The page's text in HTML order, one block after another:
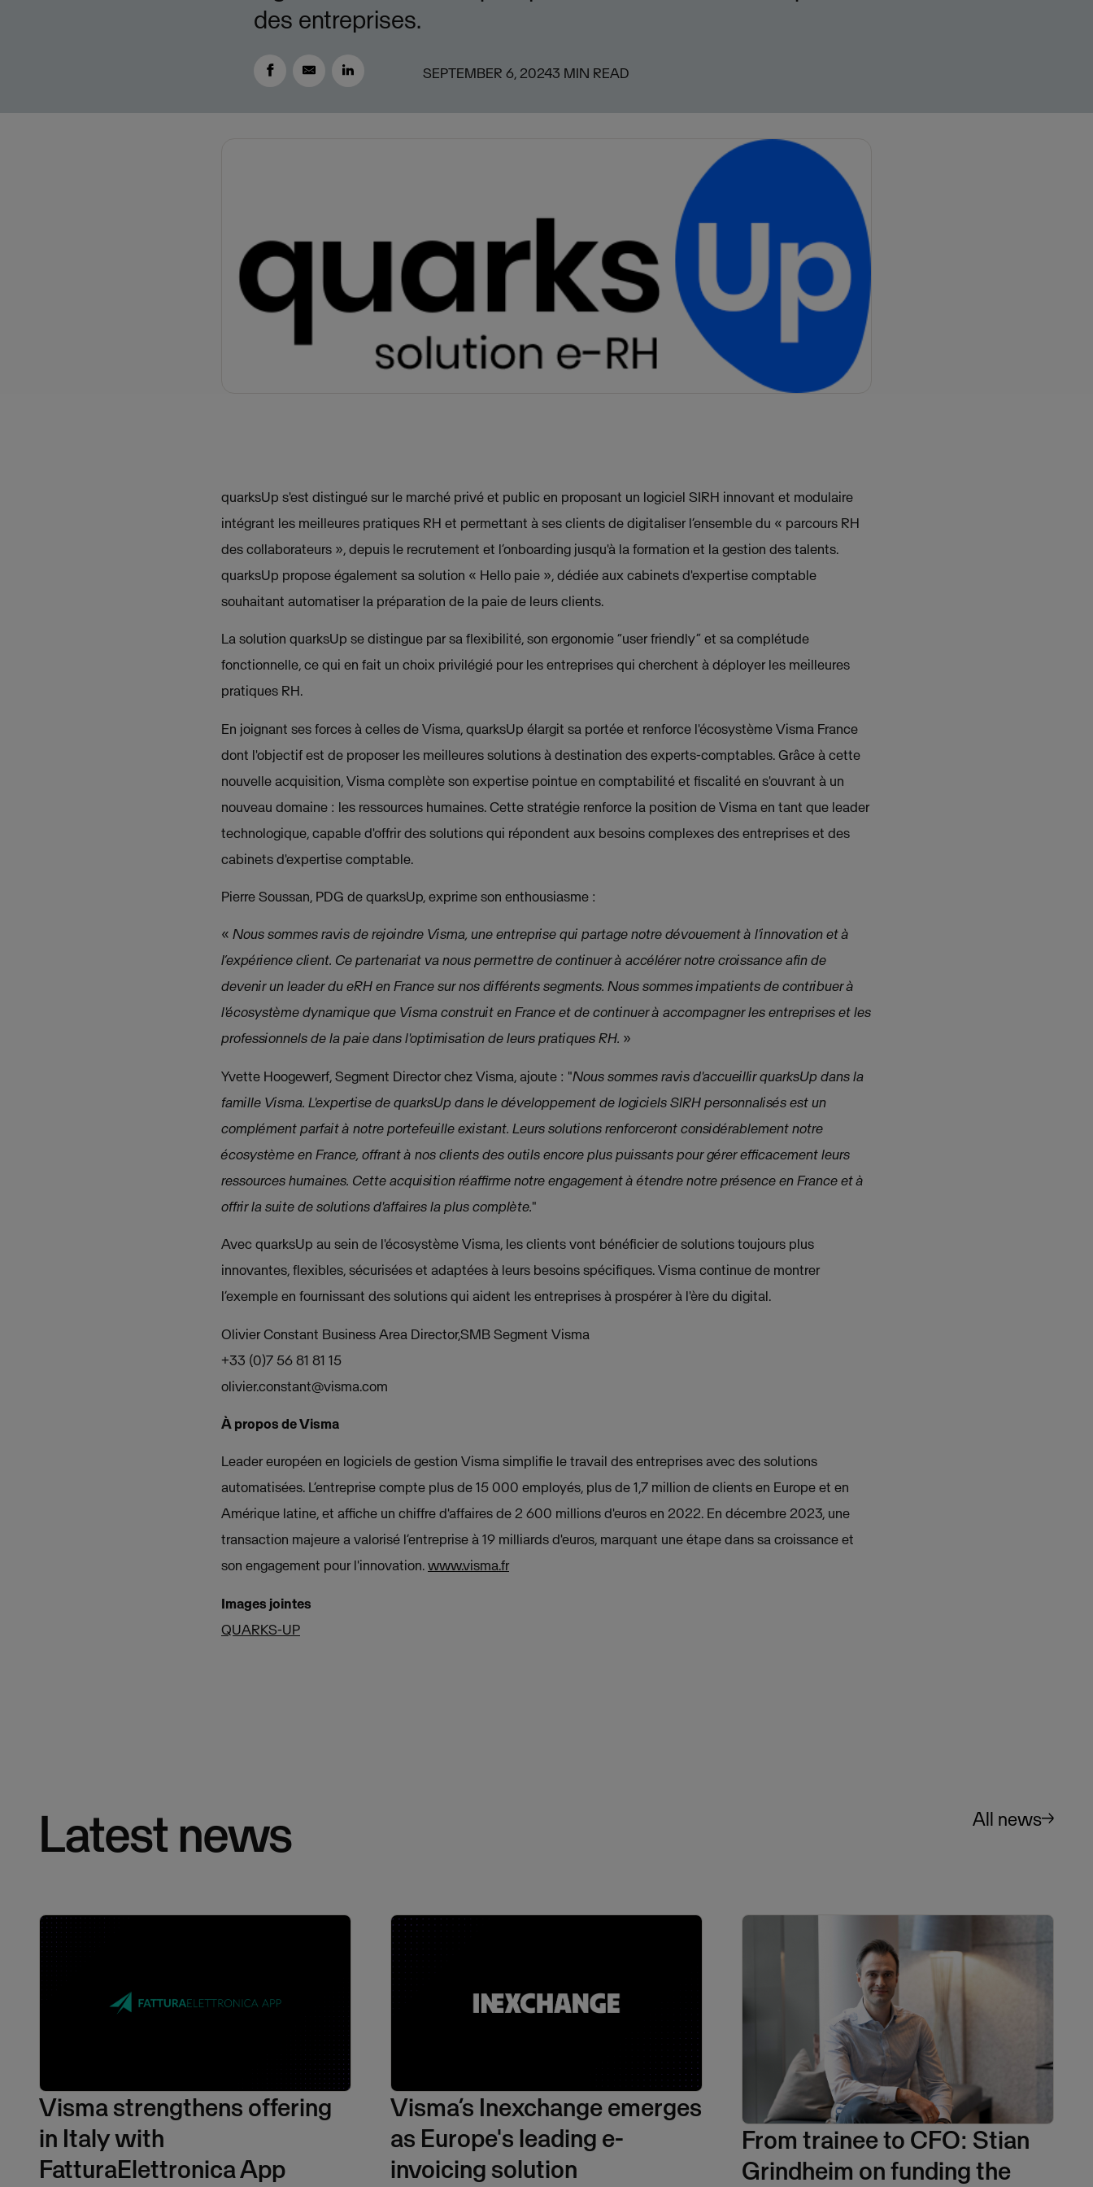
des entreprises.
SEPTEMBER 6, 20243 MIN READ
quarksUp s'est distingué sur le marché privé et public en proposant un logiciel SIRH innovant et modulaire
intégrant les meilleures pratiques RH et permettant à ses clients dedigitaliser l’ensemble du « parcours RH
des collaborateurs », depuis le recrutement et l’onboarding jusqu'à la formation et la gestion des talents.
quarksUp propose également sa solution « Hello paie », dédiée aux cabinets d'expertise comptable
souhaitant automatiser la préparation de la paie de leurs clients.
La solution quarksUp se distingue par sa flexibilité, son ergonomie “user friendly” et sa complétude
fonctionnelle, ce qui en fait un choix privilégié pour les entreprises qui cherchent à déployer les meilleures
pratiques RH.
En joignant ses forces à celles de Visma, quarksUp élargit sa portée et renforce l'écosystème Visma France
dont l'objectif est de proposer les meilleures solutions à destination des experts-comptables. Grâce à cette
nouvelle acquisition, Visma complète son expertise pointue en comptabilité et fiscalité en s'ouvrant à un
nouveau domaine : les ressources humaines. Cette stratégie renforce la position de Visma en tant que leader
technologique, capable d'offrir des solutions qui répondent aux besoins complexes des entreprises et des
cabinets d'expertise comptable.
Pierre Soussan, PDG de quarksUp, exprime son enthousiasme :
« Nous sommes ravis de rejoindre Visma, une entreprise qui partage notre dévouement à l'innovation et à
l’expérience client. Ce partenariat va nous permettre de continuer à accélérer notre croissance afin de
devenir un leader du eRH en France sur nos différents segments. Nous sommes impatients de contribuer à
l'écosystème dynamique que Visma construit en France et de continuer à accompagner les entreprises et les
professionnels de la paie dans l'optimisation de leurs pratiques RH. »
Yvette Hoogewerf, Segment Director chez Visma, ajoute : "Nous sommes ravis d'accueillir quarksUp dans la
famille Visma. L'expertise de quarksUp dans le développement de logiciels SIRH personnalisés est un
complément parfait à notre portefeuille existant. Leurs solutions renforceront considérablement notre
écosystème en France, offrant à nos clients des outils encore plus puissants pour gérer efficacement leurs
ressources humaines. Cette acquisition réaffirme notre engagement à étendre notre présence en France et à
offrir la suite de solutions d'affaires la plus complète."
Avec quarksUp au sein de l'écosystème Visma, les clients vont bénéficier de solutions toujours plus
innovantes, flexibles, sécurisées et adaptées à leurs besoins spécifiques. Visma continue de montrer
l’exemple en fournissant des solutions qui aident les entreprises à prospérer à l'ère du digital.
Olivier Constant Business Area Director,SMB Segment Visma
+33 (0)7 56 81 81 15
olivier.constant@visma.com
À propos de Visma
Leader européen en logiciels de gestion Visma simplifie le travail des entreprises avec des solutions
automatisées. L’entreprise compte plus de 15 000 employés, plus de 1,7 million de clients en Europe et en
Amérique latine, et affiche un chiffre d'affaires de 2 600 millions d'euros en 2022. En décembre 2023, une
transaction majeure a valorisé l’entreprise à 19 milliards d'euros, marquant une étape dans sa croissance et
son engagement pour l'innovation.www.visma.fr
Images jointes
QUARKS-UP
Latest news All news
Visma strengthens offering
in Italy with
FatturaElettronica App
Visma’s Inexchange emerges
as Europe's leading e-
invoicing solution
From trainee to CFO: Stian
Grindheim on funding the